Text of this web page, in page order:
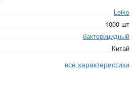
Leiko
1000 шт
бактерицидный
Китай
все характеристики